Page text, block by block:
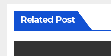
Related Post